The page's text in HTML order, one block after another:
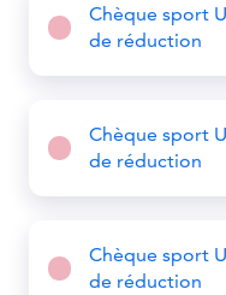
Chèque sport
de réduction
Chèque sport
de réduction
Chèque sport
de réduction